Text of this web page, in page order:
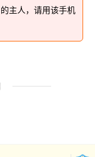
的主人，请用该手机